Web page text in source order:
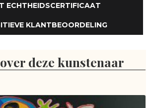
ECHTHEIDSCERTIFICAAT
KLANTBEOORDELING
deze kunstenaar